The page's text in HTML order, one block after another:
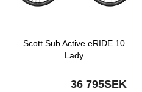
Scott Sub Active eRIDE 10
Lady
36 795SEK